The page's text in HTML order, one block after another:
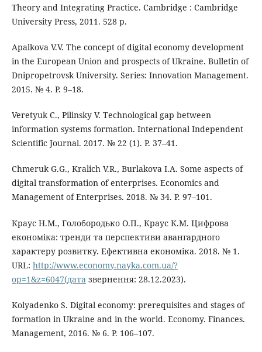
Theory and Integrating Practice. Cambridge : Cambridge
University Press, 2011. 528 p.
Apalkova V.V. The concept of digital economy development
in the European Union and prospects of Ukraine. Bulletin of
Dnipropetrovsk University. Series: Innovation Management.
2015. № 4. P. 9–18.
Veretyuk C., Pilinsky V. Technological gap between
information systems formation. International Independent
Scientific Journal. 2017. № 22 (1). P. 37–41.
Chmeruk G.G., Kralich V.R., Burlakova I.A. Some aspects of
digital transformation of enterprises. Economics and
Management of Enterprises. 2018. № 34. P. 97–101.
Краус Н.М., Голобородько О.П., Краус К.М. Цифрова
економіка: тренди та перспективи авангардного
характеру розвитку. Ефективна економіка. 2018. № 1.
URL: http://www.economy.nayka.com.ua/?
op=1&z=6047(дата звернення: 28.12.2023).
Kolyadenko S. Digital economy: prerequisites and stages of
formation in Ukraine and in the world. Economy. Finances.
Management, 2016. № 6. P. 106–107.